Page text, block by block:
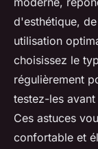
d'esthétique,
utilisation
choisissez le
régulièrement
testez-les
Ces astuces
confortable et